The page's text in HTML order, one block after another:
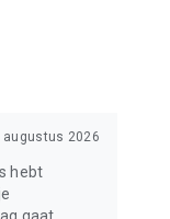
augustus 2026
hebt